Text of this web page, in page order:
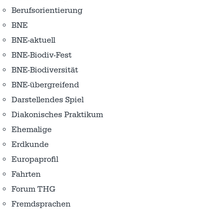
Berufsorientierung
BNE
BNE-aktuell
BNE-Biodiv-Fest
BNE-Biodiversität
BNE-übergreifend
Darstellendes Spiel
Diakonisches Praktikum
Ehemalige
Erdkunde
Europaprofil
Fahrten
Forum THG
Fremdsprachen